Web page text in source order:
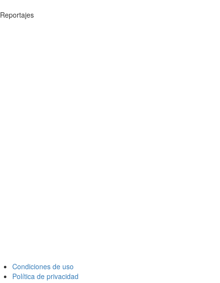
Reportajes
Condiciones de uso
Política de privacidad